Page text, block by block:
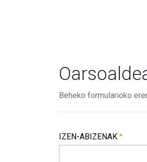
Beheko formularioko
IZEN-ABIZENAK